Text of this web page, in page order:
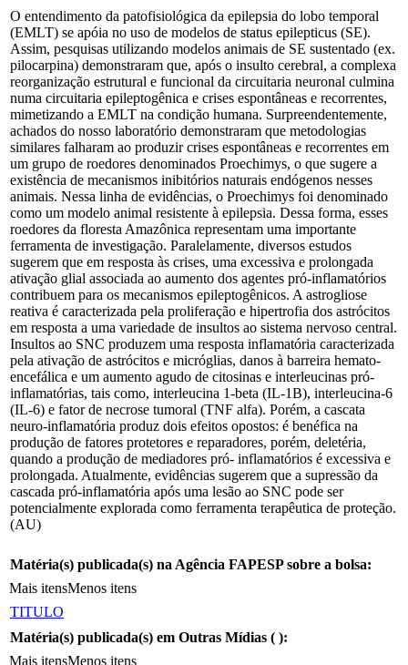
O entendimento da patofisiológica da epilepsia do lobo temporal
(EMLT) se apóia no uso de modelos de status epilepticus (SE).
Assim, pesquisas utilizando modelos animais de SE sustentado (ex.
pilocarpina) demonstraram que, após o insulto cerebral, a complexa
reorganização estrutural e funcional da circuitaria neuronal culmina
numa circuitaria epileptogênica e crises espontâneas e recorrentes,
mimetizando a EMLT na condição humana. Surpreendentemente,
achados do nosso laboratório demonstraram que metodologias
similares falharam ao produzir crises espontâneas e recorrentes em
um grupo de roedores denominados Proechimys, o que sugere a
existência de mecanismos inibitórios naturais endógenos nesses
animais. Nessa linha de evidências, o Proechimys foi denominado
como um modelo animal resistente à epilepsia. Dessa forma, esses
roedores da floresta Amazônica representam uma importante
ferramenta de investigação. Paralelamente, diversos estudos
sugerem que em resposta às crises, uma excessiva e prolongada
ativação glial associada ao aumento dos agentes pró-inflamatórios
contribuem para os mecanismos epileptogênicos. A astrogliose
reativa é caracterizada pela proliferação e hipertrofia dos astrócitos
em resposta a uma variedade de insultos ao sistema nervoso central.
Insultos ao SNC produzem uma resposta inflamatória caracterizada
pela ativação de astrócitos e micróglias, danos à barreira hemato-
encefálica e um aumento agudo de citosinas e interleucinas pró-
inflamatórias, tais como, interleucina 1-beta (IL-1B), interleucina-6
(IL-6) e fator de necrose tumoral (TNF alfa). Porém, a cascata
neuro-inflamatória produz dois efeitos opostos: é benéfica na
produção de fatores protetores e reparadores, porém, deletéria,
quando a produção de mediadores pró- inflamatórios é excessiva e
prolongada. Atualmente, evidências sugerem que a supressão da
cascada pró-inflamatória após uma lesão ao SNC pode ser
potencialmente explorada como ferramenta terapêutica de proteção.
(AU)
Matéria(s) publicada(s) na Agência FAPESP sobre a bolsa:
Mais itensMenos itens
TITULO
Matéria(s) publicada(s) em Outras Mídias ( ):
Mais itensMenos itens